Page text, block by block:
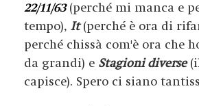
22/11/63(perché mi manca e
tempo), It(perché è ora di
perché chissà com'è ora che
da grandi) e Stagioni diverse
capisce). Spero ci siano